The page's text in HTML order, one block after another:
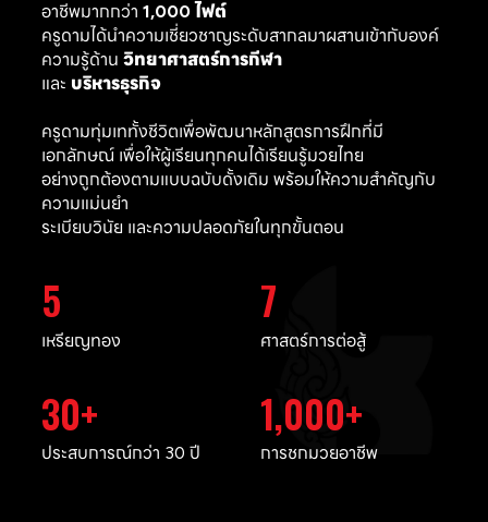
อาชีพมากกว่า 1,000 ไฟต์
ครูดามได้นำความเชี่ยวชาญระดับสากลมาผสานเข้ากับองค์
ความรู้ด้าน วิทยาศาสตร์การกีฬา
และ บริหารธุรกิจ
ครูดามทุ่มเททั้งชีวิตเพื่อพัฒนาหลักสูตรการฝึกที่มี
เอกลักษณ์ เพื่อให้ผู้เรียนทุกคนได้เรียนรู้มวยไทย
อย่างถูกต้องตามแบบฉบับดั้งเดิม พร้อมให้ความสำคัญกับ
ความแม่นยำ
ระเบียบวินัย และความปลอดภัยในทุกขั้นตอน
5
เหรียญทอง
7
ศาสตร์การต่อสู้
30
ประสบการณ์กว่า 30 ปี
1,000
การชกมวยอาชีพ